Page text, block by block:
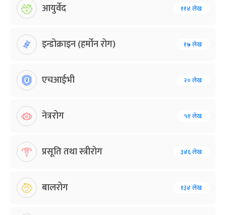
आयुर्वेद ११४ लेख
इन्डोक्राइन (हर्मोन रोग) १७ लेख
एचआईभी २० लेख
नेत्ररोग ५१ लेख
प्रसूति तथा स्त्रीरोग ३४६ लेख
बालरोग १३४ लेख